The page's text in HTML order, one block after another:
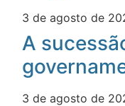
3 de agosto de
A
3 de agosto de